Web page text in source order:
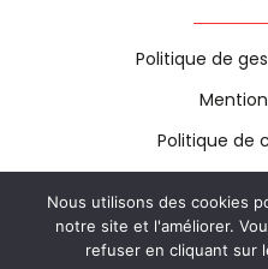
Politique de
Politique de
Copyright © 2025. Tous
Design By
Nous utilisons des cookies
notre site et l'améliorer.
refuser en cliquant sur